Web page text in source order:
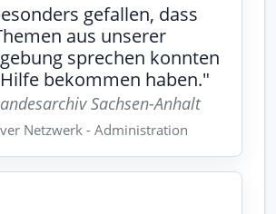
gefallen, dass
aus unserer
sprechen konnten
bekommen haben."
Sachsen-Anhalt
Netzwerk - Administration